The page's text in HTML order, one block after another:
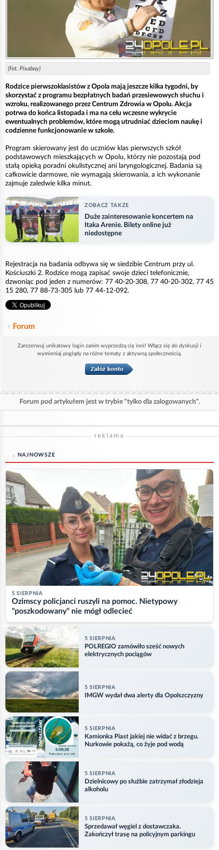
(Fot. Pixabay)
Rodzice pierwszoklasistów z Opola mają jeszcze kilka tygodni, by
skorzystać z programu bezpłatnych badań przesiewowych słuchu i
wzroku, realizowanego przez Centrum Zdrowia w Opolu. Akcja
potrwa do końca listopada i ma na celu wczesne wykrycie
ewentualnych problemów, które mogą utrudniać dzieciom naukę i
codzienne funkcjonowanie w szkole.
Program skierowany jest do uczniów klas pierwszych szkół
podstawowych mieszkających w Opolu, którzy nie pozostają pod
stałą opieką poradni okulistycznej ani laryngologicznej. Badania są
całkowicie darmowe, nie wymagają skierowania, a ich wykonanie
zajmuje zaledwie kilka minut.
ZOBACZ TAKZE
Duże zainteresowanie koncertem na
Itaka Arenie. Bilety online już
niedostępne
Rejestracja na badania odbywa się w siedzibie Centrum przy ul.
Kościuszki 2. Rodzice mogą zapisać swoje dzieci telefonicznie,
dzwoniąc pod jeden z numerów: 77 40-20-308, 77 40-20-302, 77 45
15 280, 77 88-73-305 lub 77 44-12-092.
Forum
Zarezerwuj unikatowy login zanim wyprzedzą cię inni! Włącz się do dyskusji i
wymieniaj poglądy na różne tematy z aktywną społecznością.
Forum pod artykułem jest w trybie "tylko dla zalogowanych".
reklama
NAJNOWSZE
5 SIERPNIA
Ozimscy policjanci ruszyli na pomoc. Nietypowy
"poszkodowany" nie mógł odlecieć
5 SIERPNIA
POLREGIO zamówiło sześć nowych
elektrycznych pociągów
5 SIERPNIA
IMGW wydał dwa alerty dla Opolszczyzny
5 SIERPNIA
Kamionka Piast jakiej nie widać z brzegu.
Nurkowie pokażą, co żyje pod wodą
5 SIERPNIA
Dzielnicowy po służbie zatrzymał złodzieja
alkoholu
5 SIERPNIA
Sprzedawał węgiel z dostawczaka.
Zakończył trasę na policyjnym parkingu